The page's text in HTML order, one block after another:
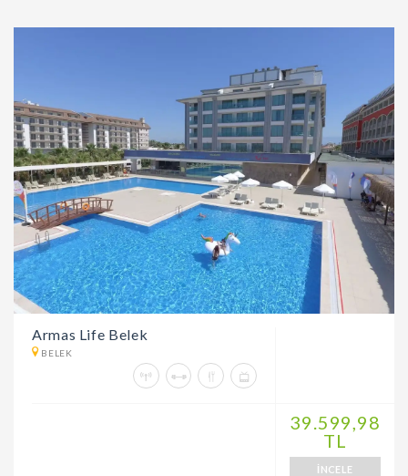
Armas Life Belek
BELEK
39.599,98
TL
İNCELE